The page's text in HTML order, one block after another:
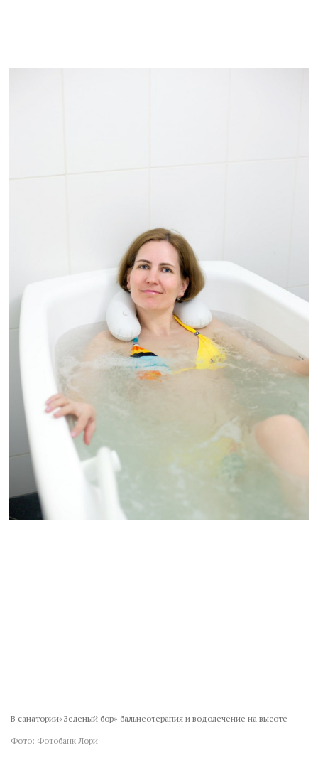
В санатории«Зеленый бор» бальнеотерапия и водолечение на высоте
Фото: Фотобанк Лори